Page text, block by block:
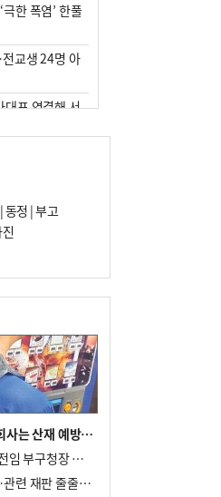
한 폭염’ 한풀
교생 24명 아
대포 연결해 서
’ 된 부산…
확정, 해양
차 규정에 막
동정 |부고
노동자 살인 폭염과 사투…회사는 산재 예방·전기료 절감 전력
강서구 기간제노동자 사망, 전임 부구청장 檢 송치
중대재해법 위헌제청 파장…관련 재판 줄줄이 브레이크